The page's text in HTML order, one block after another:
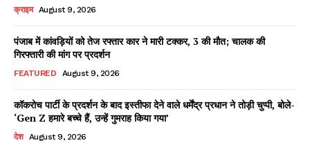
Facebook
X WhatsApp
Share
Read Latest News on AIN
क्राइम August 9, 2026
पंजाब में कांवड़ियों को तेज रफ्तार कार ने मारी टक्कर, 3 की मौत; चालक की
गिरफ्तारी की मांग पर प्रदर्शन
FEATURED August 9, 2026
कॉकरोच पार्टी के प्रदर्शन के बाद इस्तीफा देने वाले धर्मेंद्र प्रधान ने तोड़ी चुप्पी, बोले-
‘Gen Z हमारे बच्चे हैं, उन्हें गुमराह किया गया’
देश August 9, 2026